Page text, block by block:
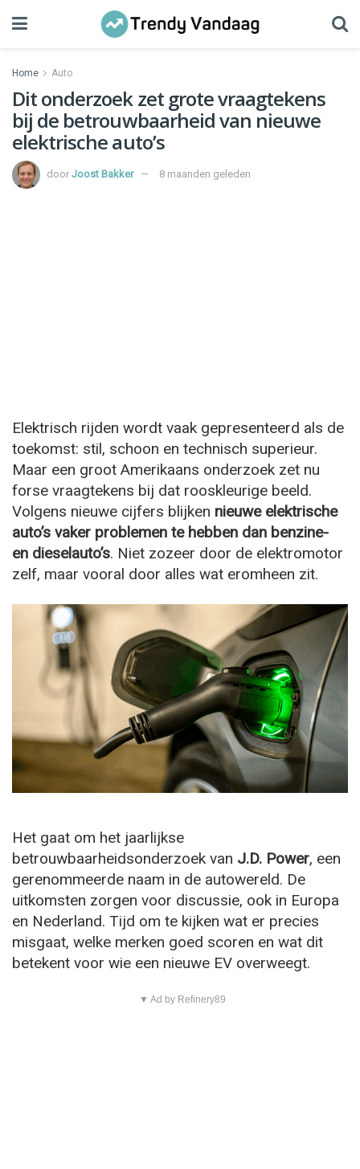
Home Auto
Dit onderzoek zet grote vraagtekens
bij de betrouwbaarheid van nieuwe
elektrische auto’s
door Joost Bakker 8 maanden geleden
Elektrisch rijden wordt vaak gepresenteerd als de
toekomst: stil, schoon en technisch superieur.
Maar een groot Amerikaans onderzoek zet nu
forse vraagtekens bij dat rooskleurige beeld.
Volgens nieuwe cijfers blijken nieuwe elektrische
auto’s vaker problemen te hebben dan benzine-
en dieselauto’s. Niet zozeer door de elektromotor
zelf, maar vooral door alles wat eromheen zit.
Het gaat om het jaarlijkse
betrouwbaarheidsonderzoek van J.D. Power, een
gerenommeerde naam in de autowereld. De
uitkomsten zorgen voor discussie, ook in Europa
en Nederland. Tijd om te kijken wat er precies
misgaat, welke merken goed scoren en wat dit
betekent voor wie een nieuwe EV overweegt.
▼ Ad by Refinery89